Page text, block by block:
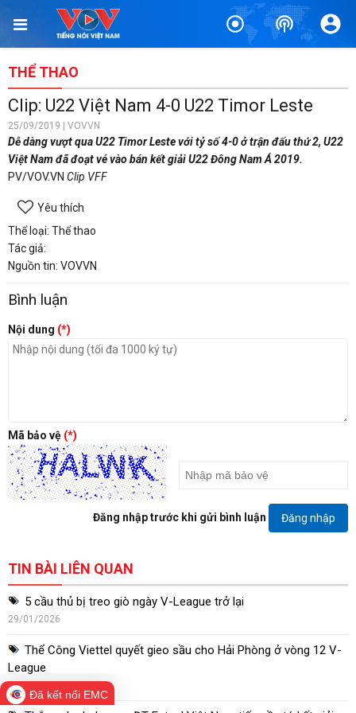
THỂ THAO
Clip: U22 Việt Nam 4-0 U22 Timor Leste
25/09/2019 | VOVVN
Dễ dàng vượt qua U22 Timor Leste với tỷ số 4-0 ở trận đấu thứ 2, U22
Việt Nam đã đoạt vé vào bán kết giải U22 Đông Nam Á 2019.
PV/VOV.VN Clip VFF
Yêu thích
Thể loại: Thể thao
Tác giả:
Nguồn tin: VOVVN
Bình luận
Nội dung (*)
Mã bảo vệ (*)
Đăng nhập trước khi gửi bình luận Đăng nhập
TIN BÀI LIÊN QUAN
5 cầu thủ bị treo giò ngày V-League trở lại
29/01/2026
Thể Công Viettel quyết gieo sầu cho Hải Phòng ở vòng 12 V-
League
29/01/2026
Đã kết nối EMC